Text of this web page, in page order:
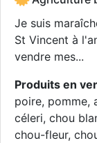
Je suis
St Vincent à
vendre mes...
Produits en
poire, pomme,
céleri, chou
chou-fleur,